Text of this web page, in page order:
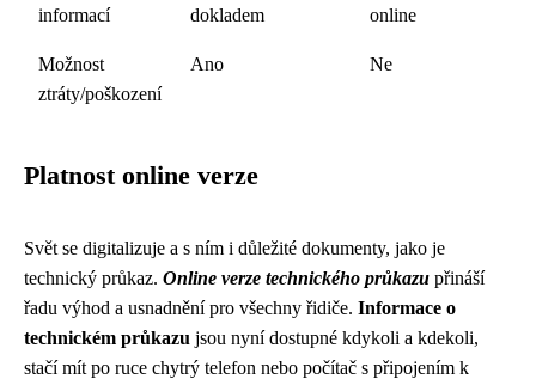
informací
dokladem
online
Možnost
ztráty/poškození
Ano Ne
Platnost online verze
Svět se digitalizuje a s ním i důležité dokumenty, jako je
technický průkaz. Online verze technického průkazu přináší
řadu výhod a usnadnění pro všechny řidiče. Informace o
technickém průkazu jsou nyní dostupné kdykoli a kdekoli,
stačí mít po ruce chytrý telefon nebo počítač s připojením k